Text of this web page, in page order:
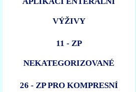
VÝŽIVY
11 - ZP
NEKATEGORIZOVANÉ
26 - ZP PRO KOMPRESNÍ